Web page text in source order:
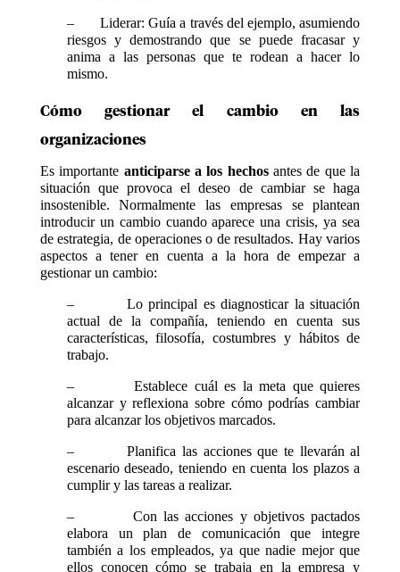
– Liderar: Guía a través del ejemplo, asumiendo
riesgos y demostrando que se puede fracasar y
anima a las personas que te rodean a hacer lo
mismo.
Cómo gestionar el cambio en las
organizaciones
Es importante anticiparse a los hechosantes de que la
situación que provoca el deseo de cambiar se haga
insostenible. Normalmente las empresas se plantean
introducir un cambio cuando aparece una crisis, ya sea
de estrategia, de operaciones o de resultados. Hay varios
aspectos a tener en cuenta a la hora de empezar a
gestionar un cambio:
– Lo principal es diagnosticar la situación
actual de la compañía, teniendo en cuenta sus
características, filosofía, costumbres y hábitos de
trabajo.
– Establece cuál es la meta que quieres
alcanzar y reflexiona sobre cómo podrías cambiar
para alcanzar los objetivos marcados.
– Planifica las acciones que te llevarán al
escenario deseado, teniendo en cuenta los plazos a
cumplir y las tareas a realizar.
– Con las acciones y objetivos pactados
elabora un plan de comunicación que integre
también a los empleados, ya que nadie mejor que
ellos conocen cómo se trabaja en la empresa y